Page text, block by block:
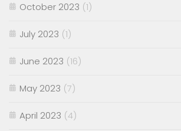
October 2023 (1)
July 2023 (1)
June 2023 (16)
May 2023 (7)
April 2023 (4)